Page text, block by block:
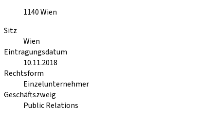
1140Wien
Sitz
Wien
Eintragungsdatum
10.11.2018
Rechtsform
Einzelunternehmer
Geschäftszweig
Public Relations